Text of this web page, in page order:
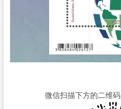
微信扫描下方的二维